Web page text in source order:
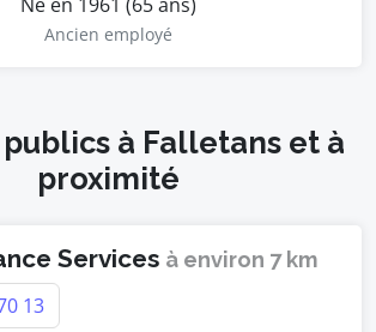
Ancien employé
à Falletans et à
proximité
Services à environ 7 km
13